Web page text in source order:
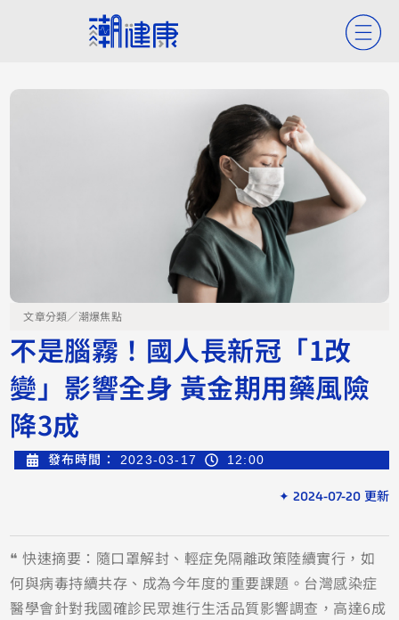
文章分類／潮爆焦點
不是腦霧！國人長新冠「1改
變」影響全身 黃金期用藥風險
降3成
發布時間： 2023-03-17 12:00
✦ 2024-07-20 更新
❝ 快速摘要：隨口罩解封、輕症免隔離政策陸續實行，如
何與病毒持續共存、成為今年度的重要課題。台灣感染症
醫學會針對我國確診民眾進行生活品質影響調查，高達6成